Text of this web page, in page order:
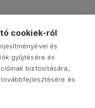
cookiek-ról
és
gyűjtésére és
biztosítására,
és